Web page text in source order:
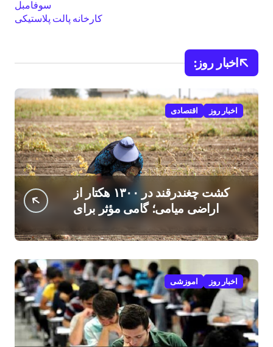
سوفامبل
کارخانه پالت پلاستیکی
اخبار روز:
اخبار روز اقتصادی
کشت چغندرقند در ۱۳۰۰ هکتار از
اراضی میامی؛ گامی مؤثر برای
افزایش درآمد کشاورزان
اخبار روز اموزشی